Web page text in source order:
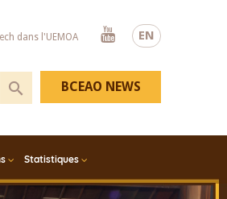
EN
dans l'UEMOA
Youtube
Statistiques
BCEAO NEWS